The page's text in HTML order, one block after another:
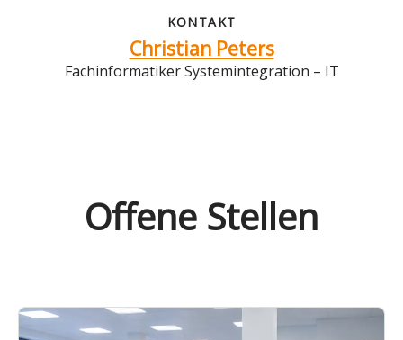
KONTAKT
Christian Peters
Fachinformatiker Systemintegration – IT
Offene Stellen